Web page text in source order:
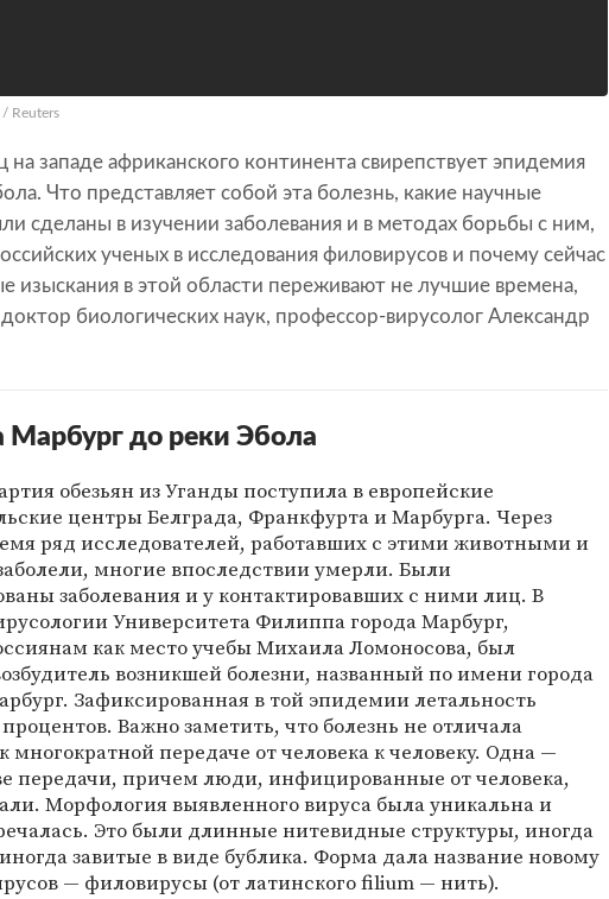
Reuters
на западе африканского континента свирепствует эпидемия
Что представляет собой эта болезнь, какие научные
сделаны в изучении заболевания и в методах борьбы с ним,
ученых в исследования филовирусов и почему сейчас
изыскания в этой области переживают не лучшие времена,
доктор биологических наук, профессор-вирусолог Александр
Марбург до реки Эбола
обезьян из Уганды поступила в европейские
центры Белграда, Франкфурта и Марбурга. Через
ряд исследователей, работавших с этими животными и
многие впоследствии умерли. Были
заболевания и у контактировавших с ними лиц. В
Университета Филиппа города Марбург,
как место учебы Михаила Ломоносова, был
возникшей болезни, названный по имени города
Зафиксированная в той эпидемии летальность
Важно заметить, что болезнь не отличала
многократной передаче от человека к человеку. Одна —
передачи, причем люди, инфицированные от человека,
Морфология выявленного вируса была уникальна и
Это были длинные нитевидные структуры, иногда
завитые в виде бублика. Форма дала название новому
— филовирусы (от латинского filium — нить).